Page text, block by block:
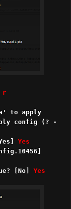
r
'a' to apply
config (? -
Yes
[No] Yes